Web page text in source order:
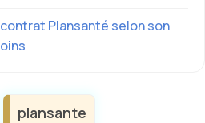
Plansanté selon son
plansante